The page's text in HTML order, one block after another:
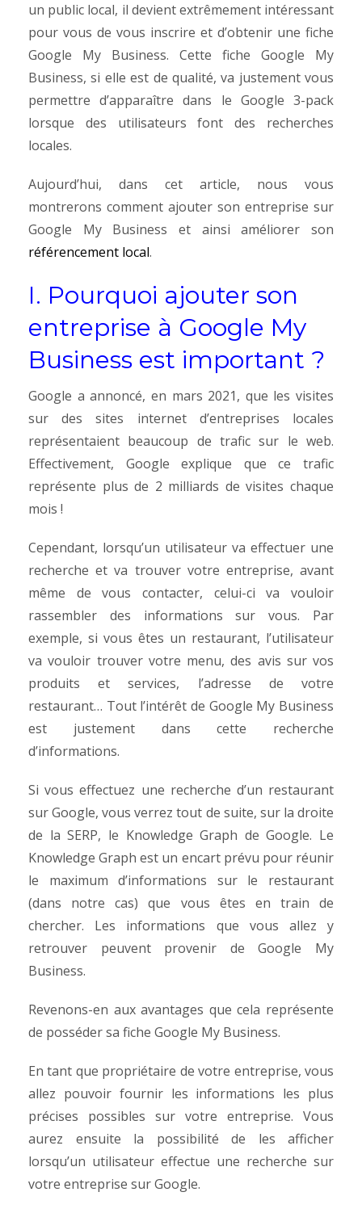
un public local, il devient extrêmement intéressant
pour vous de vous inscrire et d’obtenir une fiche
Google My Business. Cette fiche Google My
Business, si elle est de qualité, va justement vous
permettre d’apparaître dans le Google 3-pack
lorsque des utilisateurs font des recherches
locales.
Aujourd’hui, dans cet article, nous vous
montrerons comment ajouter son entreprise sur
Google My Business et ainsi améliorer son
référencement local.
I. Pourquoi ajouter son
entreprise à Google My
Business est important ?
Google a annoncé, en mars 2021, que les visites
sur des sites internet d’entreprises locales
représentaient beaucoup de trafic sur le web.
Effectivement, Google explique que ce trafic
représente plus de 2 milliards de visites chaque
mois !
Cependant, lorsqu’un utilisateur va effectuer une
recherche et va trouver votre entreprise, avant
même de vous contacter, celui-ci va vouloir
rassembler des informations sur vous. Par
exemple, si vous êtes un restaurant, l’utilisateur
va vouloir trouver votre menu, des avis sur vos
produits et services, l’adresse de votre
restaurant… Tout l’intérêt de Google My Business
est justement dans cette recherche
d’informations.
Si vous effectuez une recherche d’un restaurant
sur Google, vous verrez tout de suite, sur la droite
de la SERP, le Knowledge Graph de Google. Le
Knowledge Graph est un encart prévu pour réunir
le maximum d’informations sur le restaurant
(dans notre cas) que vous êtes en train de
chercher. Les informations que vous allez y
retrouver peuvent provenir de Google My
Business.
Revenons-en aux avantages que cela représente
de posséder sa fiche Google My Business.
En tant que propriétaire de votre entreprise, vous
allez pouvoir fournir les informations les plus
précises possibles sur votre entreprise. Vous
aurez ensuite la possibilité de les afficher
lorsqu’un utilisateur effectue une recherche sur
votre entreprise sur Google.